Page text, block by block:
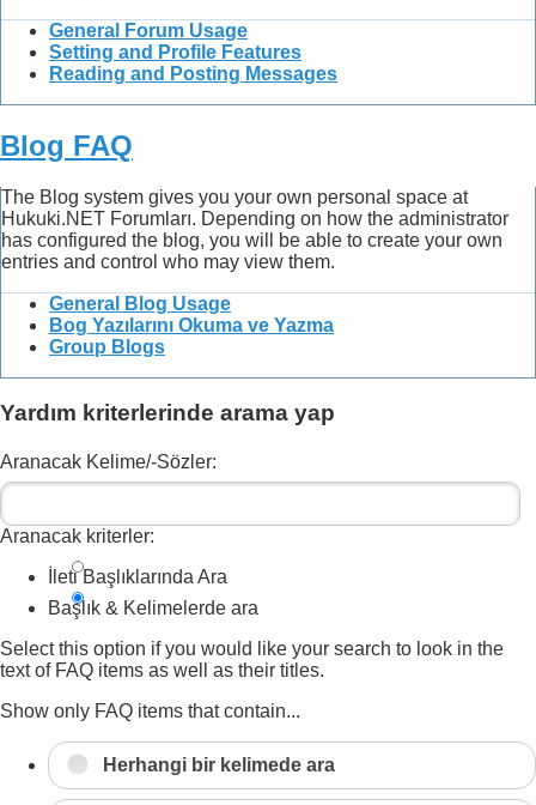
General Forum Usage
Setting and Profile Features
Reading and Posting Messages
Blog FAQ
The Blog system gives you your own personal space at
Hukuki.NET Forumları. Depending on how the administrator
has configured the blog, you will be able to create your own
entries and control who may view them.
General Blog Usage
Bog Yazılarını Okuma ve Yazma
Group Blogs
Yardım kriterlerinde arama yap
Aranacak Kelime/-Sözler:
Aranacak kriterler:
İleti Başlıklarında Ara
Başlık & Kelimelerde ara
Select this option if you would like your search to look in the
text of FAQ items as well as their titles.
Show only FAQ items that contain...
Herhangi bir kelimede ara